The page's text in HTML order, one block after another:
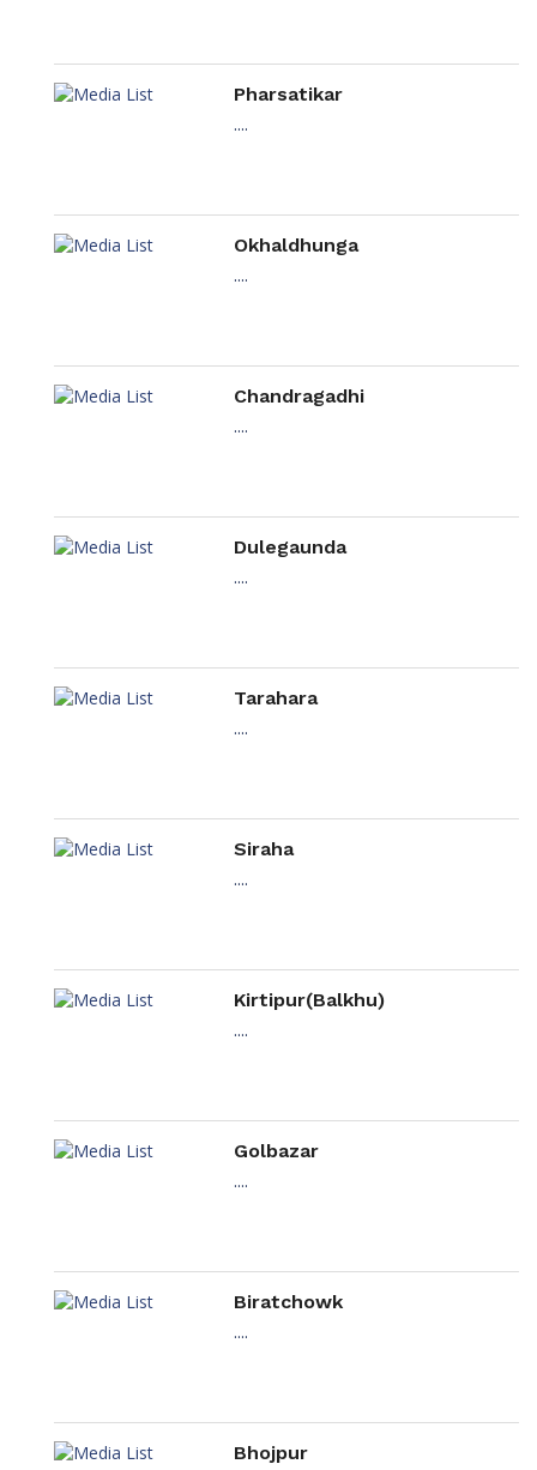
Pharsatikar
....
Okhaldhunga
....
Chandragadhi
....
Dulegaunda
....
Tarahara
....
Siraha
....
Kirtipur(Balkhu)
....
Golbazar
....
Biratchowk
....
Bhojpur